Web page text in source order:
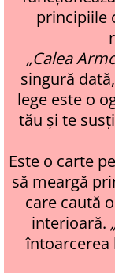
principiile
„Calea
singură
lege este o
tău și te
Este o carte
să meargă
care caută
interioară.
întoarcerea